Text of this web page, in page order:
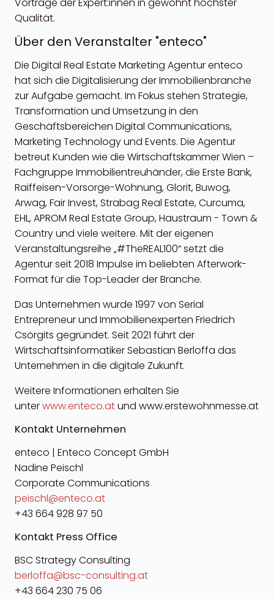
Vorträge der Expert:innen in gewohnt höchster
Qualität.
Über den Veranstalter "enteco"
Die Digital Real Estate Marketing Agentur enteco
hat sich die Digitalisierung der Immobilienbranche
zur Aufgabe gemacht. Im Fokus stehen Strategie,
Transformation und Umsetzung in den
Geschäftsbereichen Digital Communications,
Marketing Technology und Events. Die Agentur
betreut Kunden wie die Wirtschaftskammer Wien –
Fachgruppe Immobilientreuhänder, die Erste Bank,
Raiffeisen-Vorsorge-Wohnung, Glorit, Buwog,
Arwag, Fair Invest, Strabag Real Estate, Curcuma,
EHL, APROM Real Estate Group, Haustraum - Town &
Country und viele weitere. Mit der eigenen
Veranstaltungsreihe „#TheREAL100“ setzt die
Agentur seit 2018 Impulse im beliebten Afterwork-
Format für die Top-Leader der Branche.
Das Unternehmen wurde 1997 von Serial
Entrepreneur und Immobilienexperten Friedrich
Csörgits gegründet. Seit 2021 führt der
Wirtschaftsinformatiker Sebastian Berloffa das
Unternehmen in die digitale Zukunft.
Weitere Informationen erhalten Sie
unterwww.enteco.atund www.erstewohnmesse.at
Kontakt Unternehmen
enteco | Enteco Concept GmbH
Nadine Peischl
Corporate Communications
peischl@enteco.at
+43 664 928 97 50
Kontakt Press Office
BSC Strategy Consulting
berloffa@bsc-consulting.at
+43 664 230 75 06